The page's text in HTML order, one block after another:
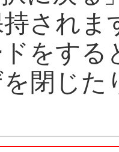
されま
をする
閉じた